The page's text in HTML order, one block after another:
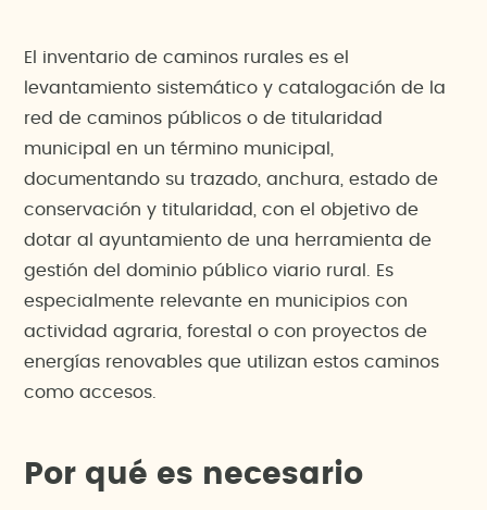
El inventario de caminos rurales es el
levantamiento sistemático y catalogación de la
red de caminos públicos o de titularidad
municipal en un término municipal,
documentando su trazado, anchura, estado de
conservación y titularidad, con el objetivo de
dotar al ayuntamiento de una herramienta de
gestión del dominio público viario rural. Es
especialmente relevante en municipios con
actividad agraria, forestal o con proyectos de
energías renovables que utilizan estos caminos
como accesos.
Por qué es necesario